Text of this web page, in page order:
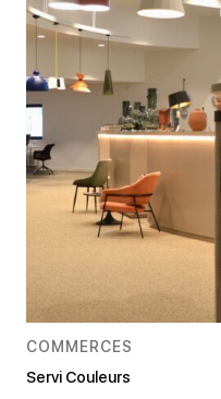
COMMERCES
Servi Couleurs